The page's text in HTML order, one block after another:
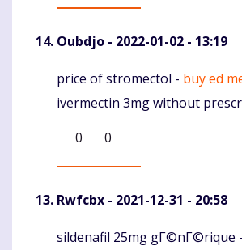
Oubdjo - 2022-01-02 - 13:19
Komentaras
price of stromectol - buy ed
ivermectin 3mg without
0
0
Rwfcbx - 2021-12-31 - 20:58
Komentaras
sildenafil 25mg gГ©nГ©rique -